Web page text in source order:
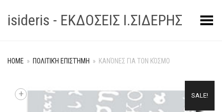
isideris - ΕΚΔΟΣΕΙΣ Ι.ΣΙΔΕΡΗΣToggle Menu
HOME » ΠΟΛΙΤΙΚΉ ΕΠΙΣΤΉΜΗ » ΚΑΝΌΝΕΣ ΓΙΑ ΤΟΝ ΚΌΣΜΟ
SALE!
+